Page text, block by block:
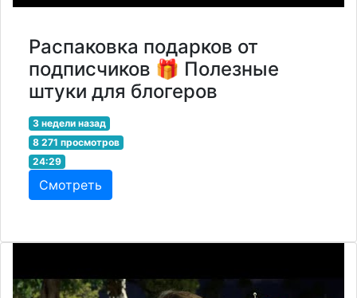
Распаковка подарков от
подписчиков 🎁 Полезные
штуки для блогеров
3 недели назад
8 271 просмотров
24:29
Смотреть